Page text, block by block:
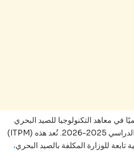
في معاهد التكنولوجيا للصيد البحري
(ITPM) بالمغرب برسم الموسم الدراسي 2025-2026. تُعد هذه
للوزارة المكلفة بالصيد البحري،